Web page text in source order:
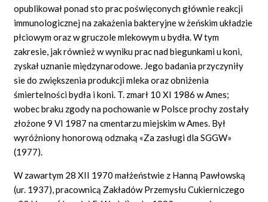
opublikował ponad sto prac poświęconych głównie reakcji
immunologicznej na zakażenia bakteryjne w żeńskim układzie
płciowym oraz w gruczole mlekowym u bydła. W tym
zakresie, jak również w wyniku prac nad biegunkami u koni,
zyskał uznanie międzynarodowe. Jego badania przyczyniły
sie do zwiększenia produkcji mleka oraz obniżenia
śmiertelności bydła i koni. T. zmarł 10 XI 1986 w Ames;
wobec braku zgody na pochowanie w Polsce prochy zostały
złożone 9 VI 1987 na cmentarzu miejskim w Ames. Był
wyróżniony honorową odznaką «Za zasługi dla SGGW»
(1977).
W zawartym 28 XII 1970 małżeństwie z Hanną Pawłowską
(ur. 1937), pracownicą Zakładów Przemysłu Cukierniczego